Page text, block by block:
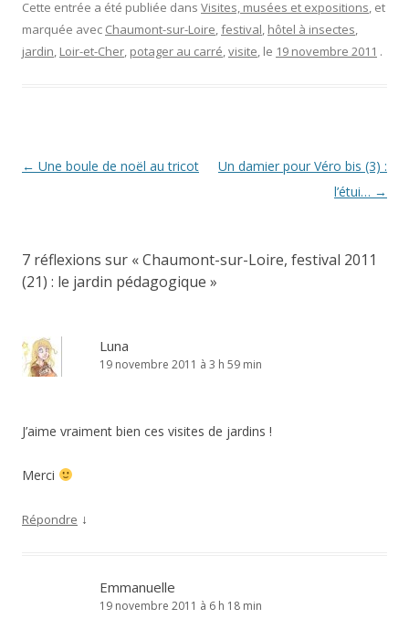
Cette entrée a été publiée dans Visites, musées et expositions, et
marquée avec Chaumont-sur-Loire,festival, hôtel à insectes,
jardin, Loir-et-Cher, potager au carré,visite, le 19 novembre 2011 .
Navigation
← Une boule de noël au tricot
Un damier pour Véro bis (3) :
l’étui… →
7 réflexions sur «Chaumont-sur-Loire, festival 2011
(21) : le jardin pédagogique »
Luna
19 novembre 2011 à 3 h 59 min
J’aime vraiment bien ces visites de jardins !
Merci
Répondre ↓
Emmanuelle
19 novembre 2011 à 6 h 18 min